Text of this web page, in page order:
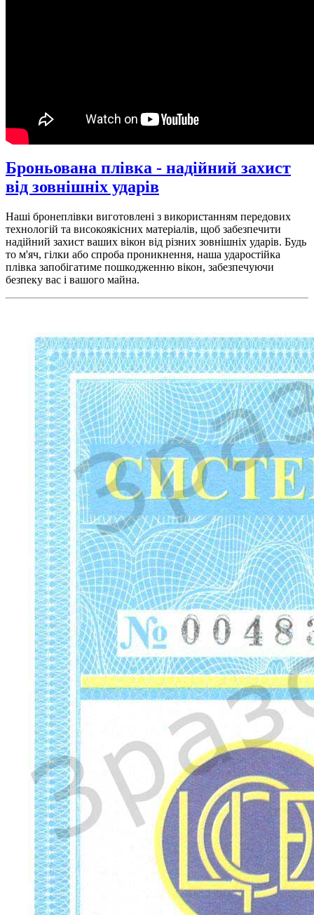
Броньована плівка - надійний захист
від зовнішніх ударів
Наші бронеплівки виготовлені з використанням передових
технологій та високоякісних матеріалів, щоб забезпечити
надійний захист ваших вікон від різних зовнішніх ударів. Будь
то м'яч, гілки або спроба проникнення, наша ударостійка
плівка запобігатиме пошкодженню вікон, забезпечуючи
безпеку вас і вашого майна.